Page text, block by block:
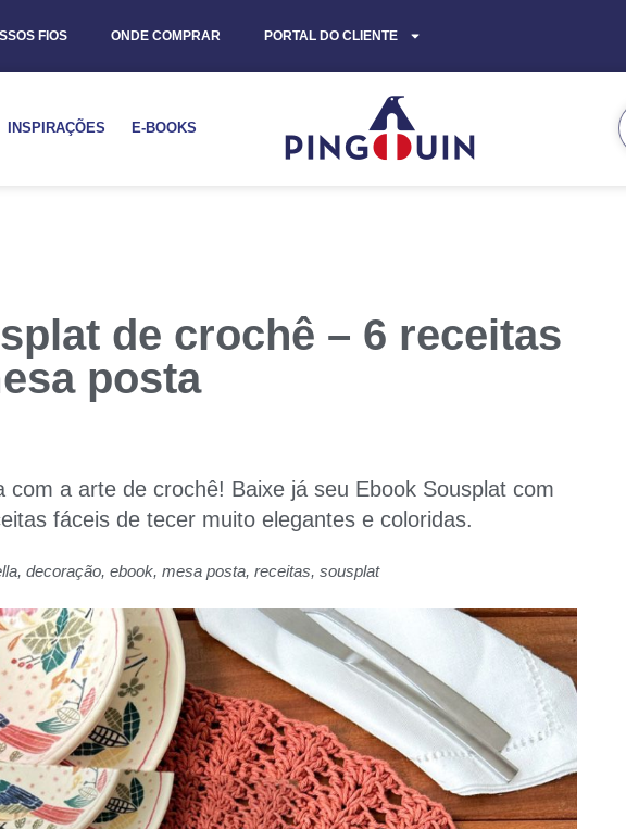
FIOS ONDE COMPRAR PORTAL DO CLIENTE
INSPIRAÇÕES E-BOOKS
de crochê – 6 receitas
posta
com a arte de crochê! Baixe já seu Ebook Sousplat com
fáceis de tecer muito elegantes e coloridas.
, decoração, ebook, mesa posta, receitas, sousplat